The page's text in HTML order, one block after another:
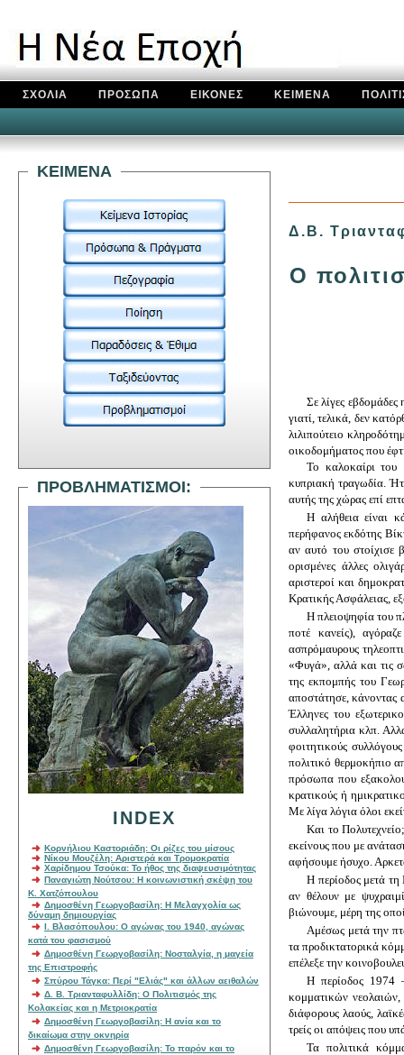
ΣΧΟΛΙΑ ΠΡΟΣΩΠΑ ΕΙΚΟΝΕΣ ΚΕΙΜΕΝΑ
Δ.Β.
Ο
Σε λίγες
γιατί, τελικά, δεν
λιλιπούτειο
οικοδομήματος που
Το καλοκαίρι του
κυπριακή τραγωδία.
αυτής της χώρας επί
Η αλήθεια είναι
περήφανος εκδότης
αν αυτό του
ορισμένες άλλες
αριστεροί και
Κρατικής Ασφάλειας,
Η πλειοψηφία του
ποτέ κανείς),
ασπρόμαυρους
«Φυγά», αλλά και τις
της εκπομπής του
αποστάτησε, κάνοντας
Έλληνες του
συλλαλητήρια κλπ.
φοιτητικούς
πολιτικό θερμοκήπιο
πρόσωπα που
κρατικούς ή
Με λίγα λόγια όλοι
Και το
εκείνους που με
αφήσουμε ήσυχο.
Η περίοδος μετά τη
αν θέλουν με
βιώνουμε, μέρη της
Αμέσως μετά την
τα προδικτατορικά
επέλεξε την
Η περίοδος 1974
κομματικών νεολαιών,
διάφορους λαούς,
τρείς οι απόψεις που
Τα πολιτικά
KEIMENA
ΠΡΟΒΛΗΜΑΤΙΣΜΟΙ:
INDEX
Κορνήλιου Καστοριάδη: Οι ρίζες του μίσους
Νίκου Μουζέλη: Αριστερά και Τρομοκρατία
Χαρίδημου Τσούκα: Το ήθος της διαψευσιμότητας
Παναγιώτη Νούτσου: Η κοινωνιστική σκέψη του
Κ. Χατζόπουλου
Δημοσθένη Γεωργοβασίλη: Η Μελαγχολία ως
δύναμη δημιουργίας
Ι. Βλασόπουλου: Ο αγώνας του 1940, αγώνας
κατά του φασισμού
Δημοσθένη Γεωργοβασίλη: Νοσταλγία, η μαγεία
της Επιστροφής
Σπύρου Τάγκα: Περί "Ελιάς" και άλλων αειθαλών
Δ. Β. Τριανταφυλλίδη: Ο Πολιτισμός της
Κολακείας και η Μετριοκρατία
Δημοσθένη Γεωργοβασίλη: Η ανία και το
δικαίωμα στην οκνηρία
Δημοσθένη Γεωργοβασίλη: To παρόν και το